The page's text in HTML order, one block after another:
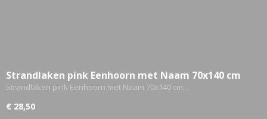
Strandlaken pink Eenhoorn met Naam 70x140 cm
Gepersonaliseerd
Strandlaken pink Eenhoorn met Naam 70x140 cm…
€ 28,50